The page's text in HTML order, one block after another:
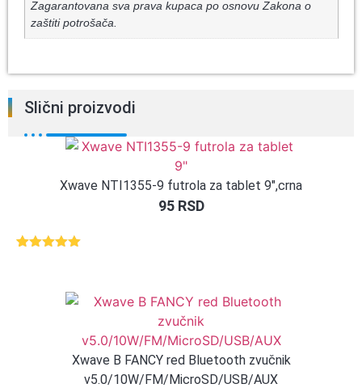
Zagarantovana sva prava kupaca po osnovu Zakona o
zaštiti potrošača.
Slični proizvodi
Xwave NTI1355-9 futrola za tablet 9″,crna
95 RSD
Xwave B FANCY red Bluetooth zvučnik
v5.0/10W/FM/MicroSD/USB/AUX